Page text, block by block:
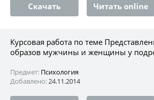
Скачать Читать online
Курсовая работа по теме
образов мужчины и женщины у
Предмет: Психология
Добавлено:24.11.2014